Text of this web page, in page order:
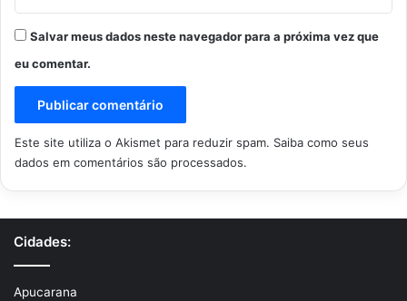
Salvar meus dados neste navegador para a próxima vez que
eu comentar.
Este site utiliza o Akismet para reduzir spam. Saiba como seus
dados em comentários são processados.
Cidades:
Apucarana